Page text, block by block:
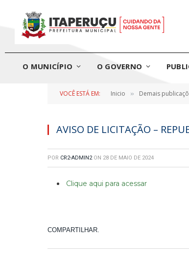
O MUNICÍPIO O GOVERNO
VOCÊ ESTÁ EM: Inicio » Demais
AVISO DE LICITAÇÃO –
POR CR2-ADMIN2 ON 28 DE MAIO DE 2024
Clique aqui para acessar
COMPARTILHAR.